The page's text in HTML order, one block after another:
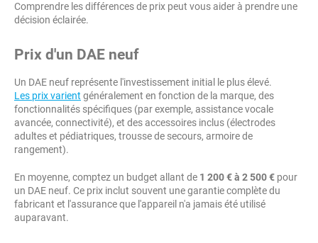
Comprendre les différences de prix peut vous aider à prendre une
décision éclairée.
Prix d'un DAE neuf
Un DAE neuf représente l'investissement initial le plus élevé.
Les prix varient généralement en fonction de la marque, des
fonctionnalités spécifiques (par exemple, assistance vocale
avancée, connectivité), et des accessoires inclus (électrodes
adultes et pédiatriques, trousse de secours, armoire de
rangement).
En moyenne, comptez un budget allant de 1 200 € à 2 500 € pour
un DAE neuf. Ce prix inclut souvent une garantie complète du
fabricant et l'assurance que l'appareil n'a jamais été utilisé
auparavant.